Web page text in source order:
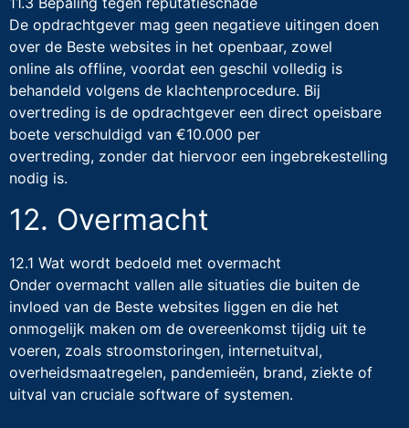
De opdrachtgever mag geen negatieve uitingen doen
over de Beste websites in het openbaar, zowel
online als offline, voordat een geschil volledig is
behandeld volgens de klachtenprocedure. Bij
overtreding is de opdrachtgever een direct opeisbare
boete verschuldigd van €10.000 per
overtreding, zonder dat hiervoor een ingebrekestelling
nodig is.
12. Overmacht
12.1 Wat wordt bedoeld met overmacht
Onder overmacht vallen alle situaties die buiten de
invloed van de Beste websites liggen en die het
onmogelijk maken om de overeenkomst tijdig uit te
voeren, zoals stroomstoringen, internetuitval,
overheidsmaatregelen, pandemieën, brand, ziekte of
uitval van cruciale software of systemen.